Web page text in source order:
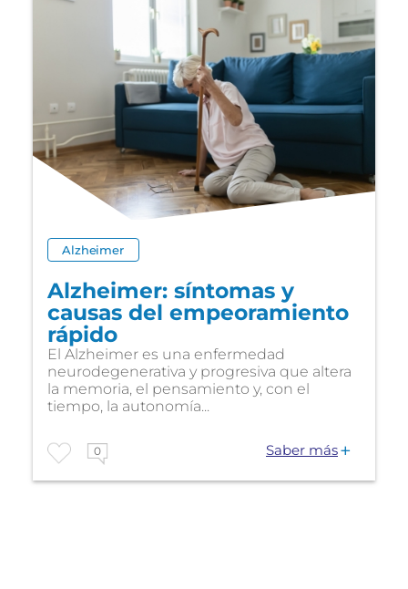
Alzheimer
Alzheimer: síntomas y
causas del empeoramiento
rápido
El Alzheimer es una enfermedad
neurodegenerativa y progresiva que altera
la memoria, el pensamiento y, con el
tiempo, la autonomía...
0 Saber más